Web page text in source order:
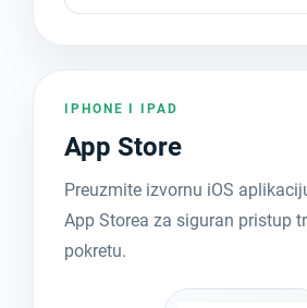
IPHONE I IPAD
App Store
Preuzmite izvornu iOS
App Storea za siguran pristup
pokretu.